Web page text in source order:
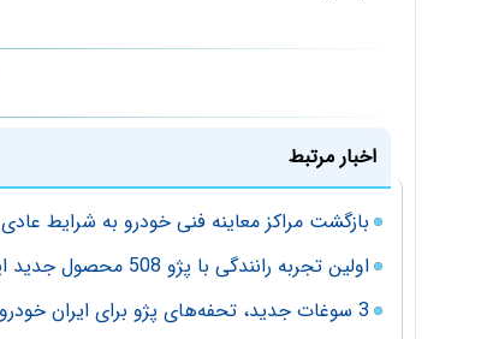
اخبار مرتبط
بازگشت مراکز معاینه فنی خودرو به شرایط عادی
اولین تجربه رانندگی با پژو 508 محصول جدید ایران خودرو
3 سوغات جدید، تحفه‌های پژو برای ایران خودرو